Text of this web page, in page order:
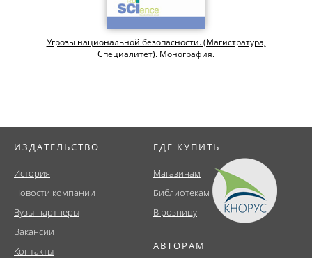
Угрозы национальной безопасности. (Магистратура,
Специалитет). Монография.
ИЗДАТЕЛЬСТВО
История
Новости компании
Вузы-партнеры
Вакансии
Контакты
ГДЕ КУПИТЬ
Магазинам
Библиотекам
В розницу
АВТОРАМ